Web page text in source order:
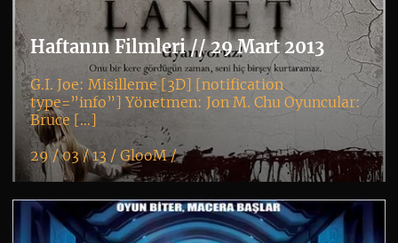
Haftanın Filmleri // 29 Mart 2013
G.I. Joe: Misilleme [3D] [notification
type=”info”] Yönetmen: Jon M. Chu Oyuncular:
Bruce […]
29 / 03 / 13 / GlooM/
K+